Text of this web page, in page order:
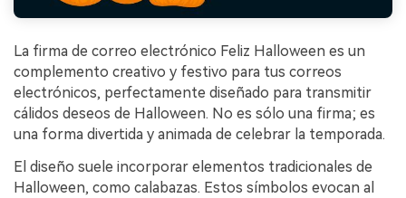
La firma de correo electrónico Feliz Halloween es un
complemento creativo y festivo para tus correos
electrónicos, perfectamente diseñado para transmitir
cálidos deseos de Halloween. No es sólo una firma; es
una forma divertida y animada de celebrar la temporada.
El diseño suele incorporar elementos tradicionales de
Halloween, como calabazas. Estos símbolos evocan al